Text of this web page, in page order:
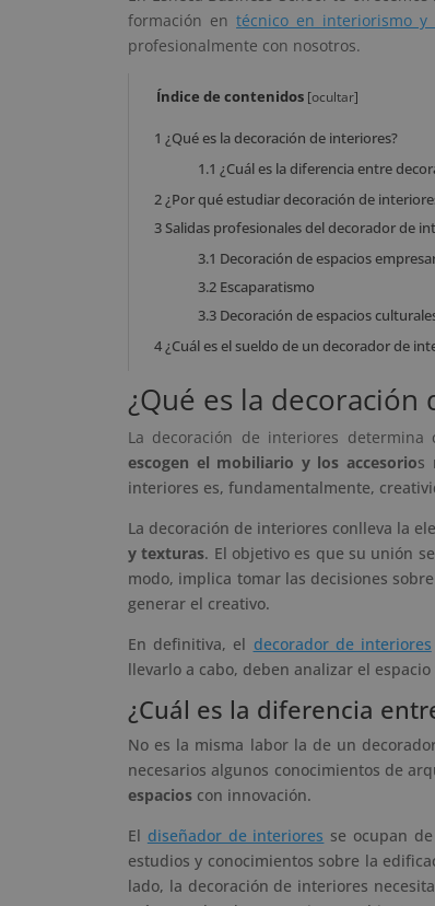
formación entécnico en interiorismo y
profesionalmente con nosotros.
Índice de contenidos [ocultar]
1 ¿Qué es la decoración de interiores?
1.1 ¿Cuál es la diferencia entre
2¿Por qué estudiar decoración de
3 Salidas profesionales del decorador de
3.1 Decoración de espacios
3.2 Escaparatismo
3.3 Decoración de espacios
4¿Cuál es el sueldo de un decorador de
¿Qué es la decoración
La decoración de interiores determina
escogen el mobiliario y los accesorios
interiores es, fundamentalmente,
La decoración de interiores conlleva la
y texturas. El objetivo es que su unión
modo, implica tomar las decisiones
generar el creativo.
En definitiva, el decorador de interiores
llevarlo a cabo, deben analizar el
¿Cuál es la diferencia
No es la misma labor la de un
necesarios algunos conocimientos de
espacios con innovación.
El diseñador de interiores se ocupan
estudios y conocimientos sobre la
lado, la decoración de interiores